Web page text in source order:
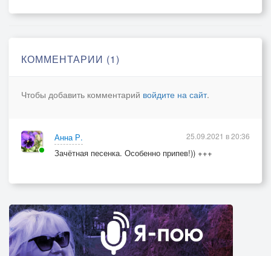
КОММЕНТАРИИ (1)
Чтобы добавить комментарий войдите на сайт.
Анна Р.
Зачётная песенка. Особенно припев!)) +++
25.09.2021 в 20:36